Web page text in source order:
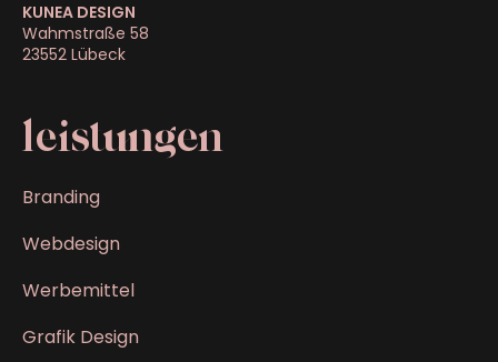
KUNEA DESIGN
Wahmstraße 58
23552 Lübeck
leistungen
Branding
Webdesign
Werbemittel
Grafik Design